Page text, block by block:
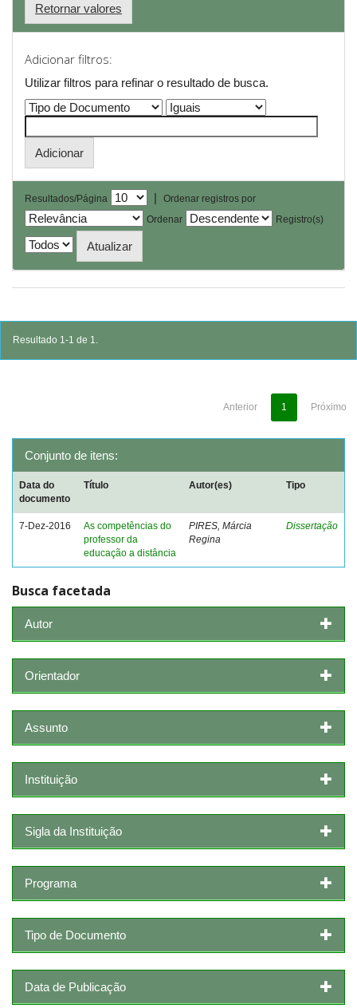
Retornar valores
Adicionar filtros:
Utilizar filtros para refinar o resultado de busca.
Resultados/Página |
Ordenar registros por
Ordenar
Registro(s)
Resultado 1-1 de 1.
Anterior 1 Próximo
Conjunto de itens:
Data do
documento
Título Autor(es) Tipo
7-Dez-2016
As competências do
professor da
educação a distância
PIRES, Márcia
Regina
Dissertação
Busca facetada
Autor
Orientador
Assunto
Instituição
Sigla da Instituição
Programa
Tipo de Documento
Data de Publicação